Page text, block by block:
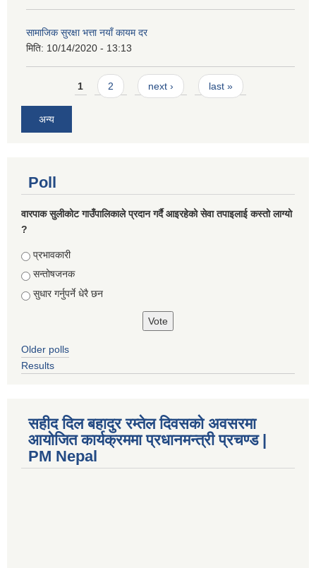
सामाजिक सुरक्षा भत्ता नयाँ कायम दर
मिति: 10/14/2020 - 13:13
Pages1 2 next › last »
अन्य
Poll
वारपाक सुलीकोट गाउँपालिकाले प्रदान गर्दै आइरहेको सेवा तपाइलाई कस्तो लाग्यो
?
Choices
प्रभावकारी
सन्तोषजनक
सुधार गर्नुपर्ने धेरै छन
Older polls
Results
सहीद दिल बहादुर रम्तेल दिवसको अवसरमा
आयोजित कार्यक्रममा प्रधानमन्त्री प्रचण्ड |
PM Nepal